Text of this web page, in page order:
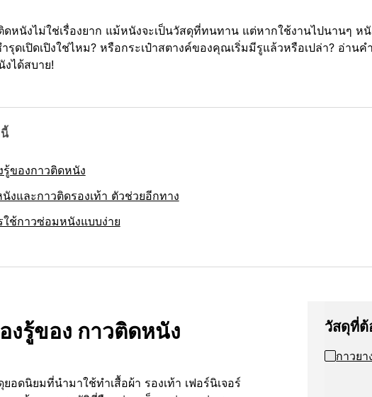
ดหนังไม่ใช่เรื่องยาก แม้หนังจะเป็นวัสดุที่ทนทาน แต่หากใช้งานไปนานๆ
ำรุดเปิดเปิงใช่ไหม? หรือกระเป๋าสตางค์ของคุณเริ่มมีรูแล้วหรือเปล่า? อ่า
งได้สบาย!
รู้ของกาวติดหนัง
งและกาวติดรองเท้า ตัวช่วยอีกทาง
ช้กาวซ่อมหนังแบบง่าย
งรู้ของ กาวติดหนัง
อดนิยมที่นำมาใช้ทำเสื้อผ้า รองเท้า เฟอร์นิเจอร์
วัสดุที่ต้
กาวย